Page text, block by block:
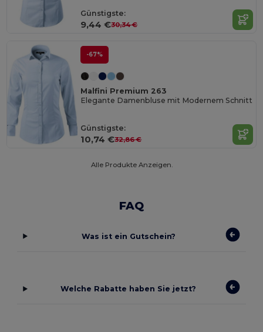
Günstigste:
9,44 €30,34 €
-67%
Malfini Premium 263
Elegante Damenbluse mit Modernem Schnitt
Günstigste:
10,74 €32,86 €
Alle Produkte Anzeigen.
FAQ
Was ist ein Gutschein?
Welche Rabatte haben Sie jetzt?